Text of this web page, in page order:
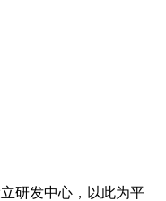
研发中心，以此为平